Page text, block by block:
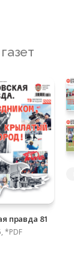
правда 81
*PDF